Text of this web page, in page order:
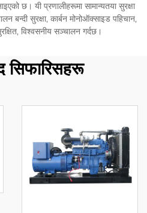
छ। यी प्रणालीहरूमा सामान्यतया सुरक्षा
बन्दी सुरक्षा, कार्बन मोनोऑक्साइड पहिचान,
विश्वसनीय सञ्चालन गर्दछ।
सिफारिसहरू